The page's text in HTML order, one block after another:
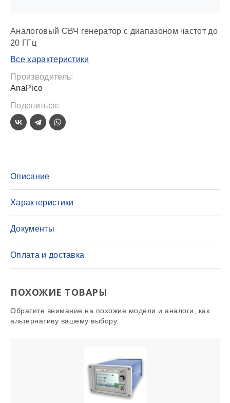
Аналоговый СВЧ генератор с диапазоном частот до
20 ГГц
Все характеристики
Производитель:
AnaPico
Поделиться:
Описание
Характеристики
Документы
Оплата и доставка
ПОХОЖИЕ ТОВАРЫ
Обратите внимание на похожие модели и аналоги, как
альтернативу вашему выбору.